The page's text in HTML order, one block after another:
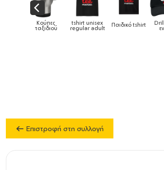
Drill Καπέλα
ενηλίκων
Καπέλα
ενηλίκων Καπέλα παιδικά
Επιστροφή στη συλλογή